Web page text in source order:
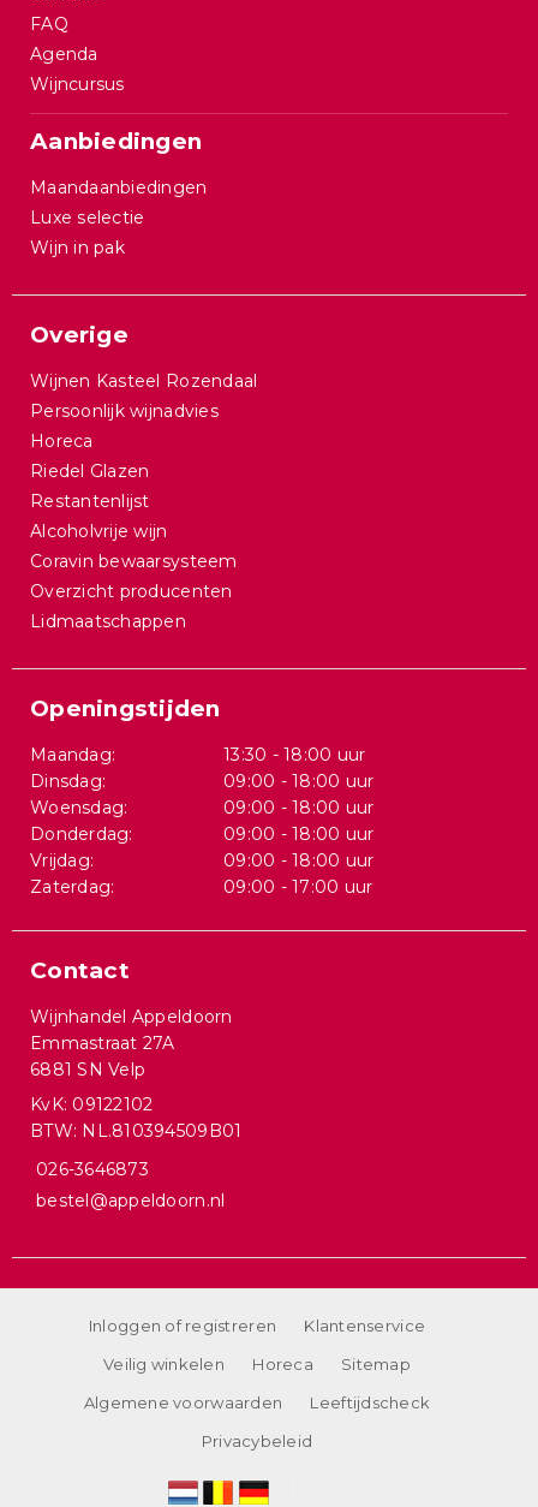
FAQ
Agenda
Wijncursus
Aanbiedingen
Maandaanbiedingen
Luxe selectie
Wijn in pak
Overige
Wijnen Kasteel Rozendaal
Persoonlijk wijnadvies
Horeca
Riedel Glazen
Restantenlijst
Alcoholvrije wijn
Coravin bewaarsysteem
Overzicht producenten
Lidmaatschappen
Openingstijden
Maandag:
13:30 - 18:00 uur
Dinsdag:
09:00 - 18:00 uur
Woensdag:
09:00 - 18:00 uur
Donderdag:
09:00 - 18:00 uur
Vrijdag:
09:00 - 18:00 uur
Zaterdag:
09:00 - 17:00 uur
Contact
Wijnhandel Appeldoorn
Emmastraat 27A
6881 SN Velp
KvK: 09122102
BTW: NL.810394509B01
026-3646873
bestel@appeldoorn.nl
Inloggen of registreren
Klantenservice
Veilig winkelen
Horeca
Sitemap
Algemene voorwaarden
Leeftijdscheck
Privacybeleid